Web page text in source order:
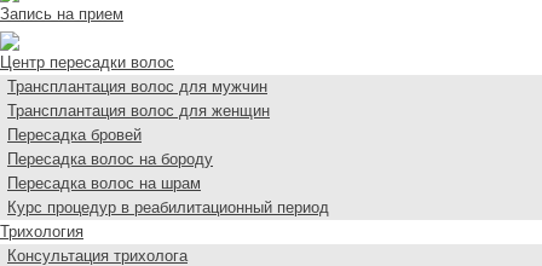
Запись на прием
Центр пересадки волос
Трансплантация волос для мужчин
Трансплантация волос для женщин
Пересадка бровей
Пересадка волос на бороду
Пересадка волос на шрам
Курс процедур в реабилитационный период
Трихология
Консультация трихолога